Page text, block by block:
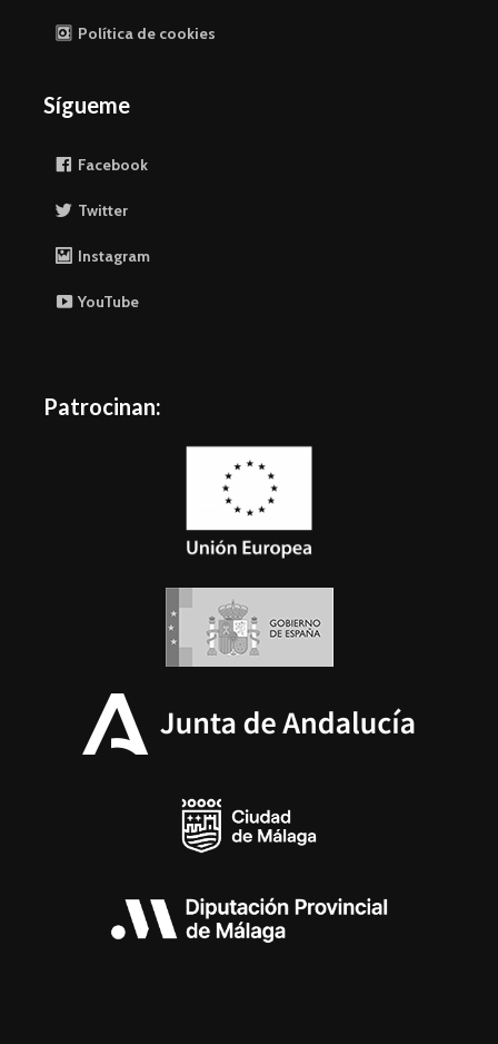
Política de cookies
Sígueme
Facebook
Twitter
Instagram
YouTube
Patrocinan: